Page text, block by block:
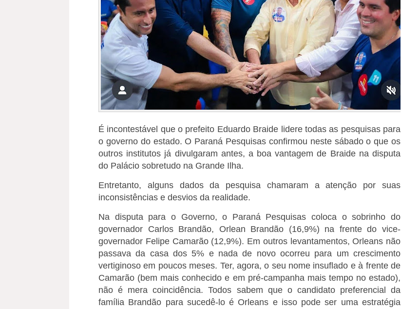
É incontestável que o prefeito Eduardo Braide lidere todas as pesquisas para
o governo do estado. O Paraná Pesquisas confirmou neste sábado o que os
outros institutos já divulgaram antes, a boa vantagem de Braide na disputa
do Palácio sobretudo na Grande Ilha.
Entretanto, alguns dados da pesquisa chamaram a atenção por suas
inconsistências e desvios da realidade.
Na disputa para o Governo, o Paraná Pesquisas coloca o sobrinho do
governador Carlos Brandão, Orlean Brandão (16,9%) na frente do vice-
governador Felipe Camarão (12,9%). Em outros levantamentos, Orleans não
passava da casa dos 5% e nada de novo ocorreu para um crescimento
vertiginoso em poucos meses. Ter, agora, o seu nome insuflado e à frente de
Camarão (bem mais conhecido e em pré-campanha mais tempo no estado),
não é mera coincidência. Todos sabem que o candidato preferencial da
família Brandão para sucedê-lo é Orleans e isso pode ser uma estratégia